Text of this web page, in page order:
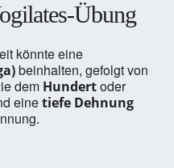
Übung
könnte eine
beinhalten, gefolgt von
dem Hundertoder
einetiefe Dehnung